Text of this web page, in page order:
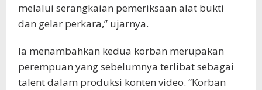
melalui serangkaian pemeriksaan alat bukti
dan gelar perkara,” ujarnya.
Ia menambahkan kedua korban merupakan
perempuan yang sebelumnya terlibat sebagai
talent dalam produksi konten video. “Korban